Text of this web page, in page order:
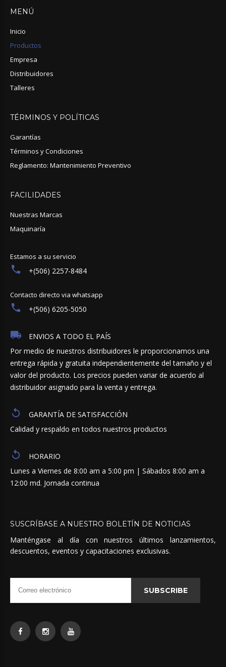
MENÚ
Inicio
Productos
Empresa
Distribuidores
Talleres
TÉRMINOS Y POLÍTICAS
Garantías
Términos y Condiciones
Reglamento: Mantenimiento Preventivo
FACILIDADES
Nuestras Marcas
Maquinaría
Estamos a su servicio
+(506) 2257-8484
Contacto directo via whatsapp
+(506) 6205-5050
ENVIOS A TODO EL PAÍS
Por medio de nuestros distribuidores le proporcionamos una
entrega rápida y gratuita independientemente del tamaño y el
valor del producto. Los precios pueden variar de acuerdo al
distribuidor asignado para la venta y entrega.
GARANTÍA DE SATISFACCIÓN
Calidad y respaldo en todos nuestros productos
HORARIO
Lunes a Viernes de 8:00 am a 5:00 pm | Sábados 8:00 am a
12:00 md. Jornada continua
SUSCRÍBASE A NUESTRO BOLETÍN DE NOTICIAS
Manténgase al día con nuestros últimos lanzamientos,
descuentos, eventos y capacitaciones exclusivas.
SUBSCRIBE